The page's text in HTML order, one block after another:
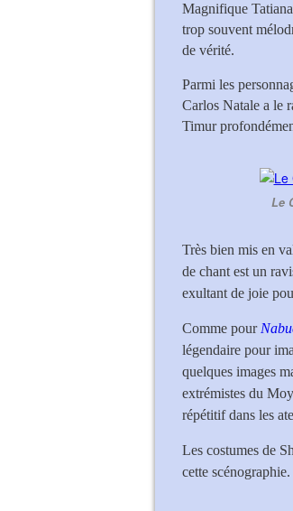
Magnifique
trop souvent
de vérité.
Parmi les
Carlos Natale a le
Timur
Le
Très bien mis en
de chant est un
exultant de joie
Comme pour
légendaire pour
quelques images
extrémistes du
répétitif dans les
Les costumes de
cette scénographie.